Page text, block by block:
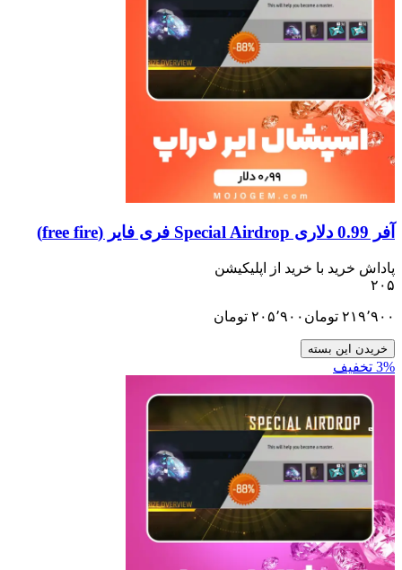
با خرید از اپلیکیشن
تومان۲۰۵٬۹۰۰تومان
بسته